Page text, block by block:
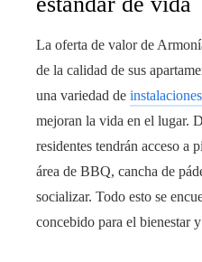
La oferta de valor de
de la calidad de sus
una variedad de instalaciones
mejoran la vida en el lugar.
residentes tendrán acceso a
área de BBQ, cancha de
socializar. Todo esto se
concebido para el bienestar